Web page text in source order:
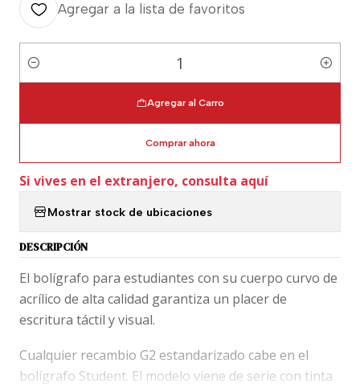
Agregar a la lista de favoritos
Cantidad
Agregar al Carro
Comprar ahora
Si vives en el extranjero, consulta aquí
Mostrar stock de ubicaciones
DESCRIPCIÓN
El bolígrafo para estudiantes con su cuerpo curvo de
acrílico de alta calidad garantiza un placer de
escritura táctil y visual.
Cualquier recambio G2 estandarizado cabe en el
bolígrafo Student. El modelo viene de serie con tinta